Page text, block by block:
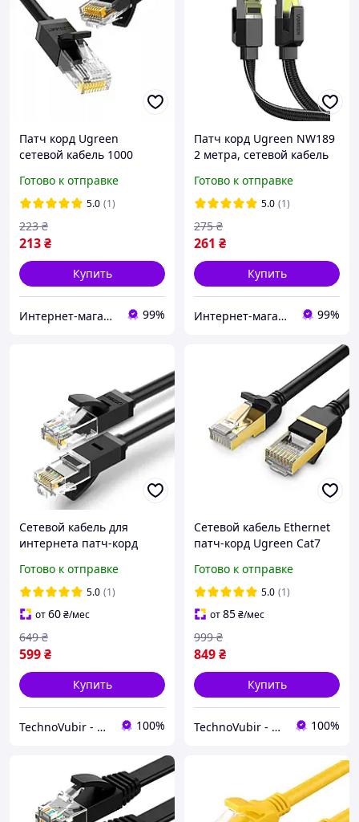
Патч корд Ugreen
сетевой кабель 1000
круглый 2М Black (NW102)
20160
Готово к отправке
5.0 (1)
213₴
223 ₴
Купить
Интернет-магазин Смарт Хаус 99%
Патч корд Ugreen NW189
2 метра, сетевой кабель
Cat 7 плоский в оплетке
Black (40161)
Готово к отправке
5.0 (1)
261 ₴
275 ₴
Купить
Интернет-магазин Смарт Хаус 99%
Сетевой кабель для
интернета патч-корд
Ethernet Cable 20м
(черный) NW102
Готово к отправке
5.0 (1)
от60₴/мес
599₴
649 ₴
Купить
TechnoVubir - только качественные аксессуары 100%
Сетевой кабель Ethernet
патч-корд Ugreen Cat7
15м (черный) NW107
Готово к отправке
5.0 (1)
от85₴/мес
849₴
999 ₴
Купить
TechnoVubir - только качественные аксессуары 100%